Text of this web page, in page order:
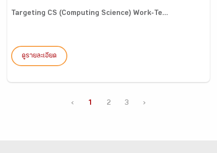
Targeting CS (Computing Science) Work-Te...
ดูรายละเอียด
‹ 1 2 3 ›